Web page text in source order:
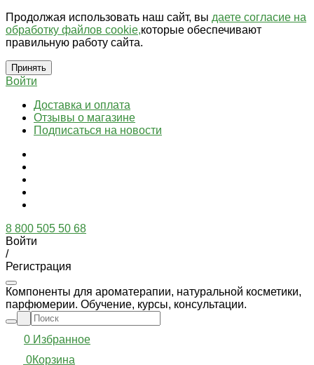
Продолжая использовать наш сайт, вы даете согласие на
обработку файлов cookie,которые обеспечивают
правильную работу сайта.
Принять
Войти
Доставка и оплата
Отзывы о магазине
Подписаться на новости
8 800 505 50 68
Войти
/
Регистрация
Компоненты для ароматерапии, натуральной косметики,
парфюмерии. Обучение, курсы, консультации.
0 Избранное
0Корзина